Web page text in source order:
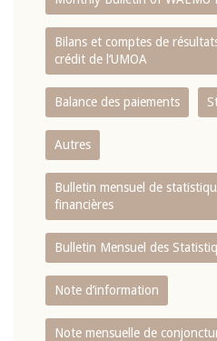
Bilans et comptes de
crédit de l‘UMOA
Balance des paiements
Autres
Bulletin mensuel de
financières
Bulletin Mensuel des
Note d’information
Note mensuelle de